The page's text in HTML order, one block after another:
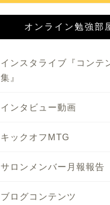
オンライン勉強部
インスタライブ『コンテ
集』
インタビュー動画
キックオフMTG
サロンメンバー月報報告
ブログコンテンツ